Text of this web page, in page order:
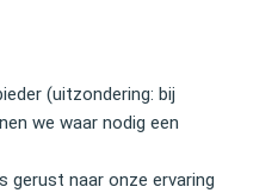
(uitzondering: bij
we waar nodig een
gerust naar onze ervaring